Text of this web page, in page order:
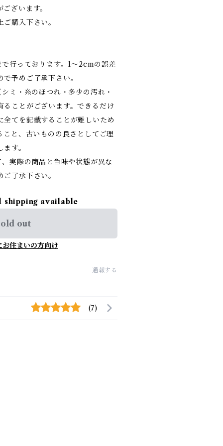
ざいます。
購入下さい。
行っております。1～2cmの誤差
予めご了承下さい。
ミ・糸のほつれ・多少の汚れ・
ることがございます。できるだけ
てを記載することが難しいため
と、古いものの良さとしてご理
す。
実際の商品と色味や状態が異な
了承下さい。
available
out
お住まいの方向け
通報する
(7)